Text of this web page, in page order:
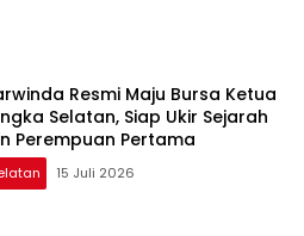
Resmi Maju Bursa Ketua
Selatan, Siap Ukir Sejarah
Perempuan Pertama
15 Juli 2026